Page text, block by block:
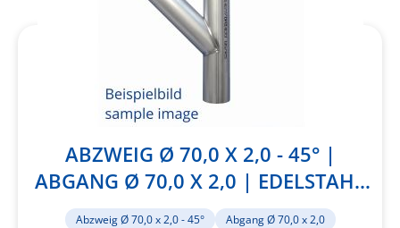
ABZWEIG Ø 70,0 X 2,0 - 45° |
ABGANG Ø 70,0 X 2,0 | EDELSTAHL
1.4301
Abzweig Ø 70,0 x 2,0 - 45°
Abgang Ø 70,0 x 2,0